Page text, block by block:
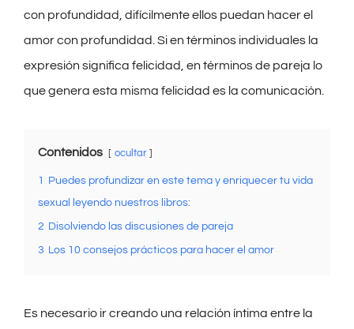
con profundidad, difícilmente ellos puedan hacer el
amor con profundidad. Si en términos individuales la
expresión significa felicidad, en términos de pareja lo
que genera esta misma felicidad es la comunicación.
Contenidos ocultar
1 Puedes profundizar en este tema y enriquecer tu vida
sexual leyendo nuestros libros:
2 Disolviendo las discusiones de pareja
3 Los 10 consejos prácticos para hacer el amor
Es necesario ir creando una relación íntima entre la